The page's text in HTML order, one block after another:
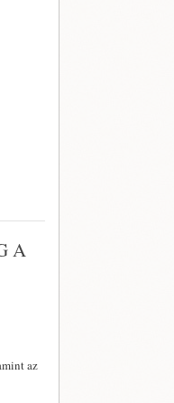
A
az